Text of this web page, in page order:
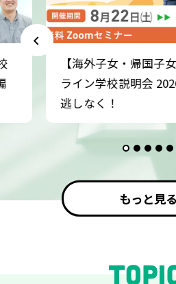
自
分・
理
【海外子女・帰国子
ライン学校説明会
逃しなく！
もっと見る